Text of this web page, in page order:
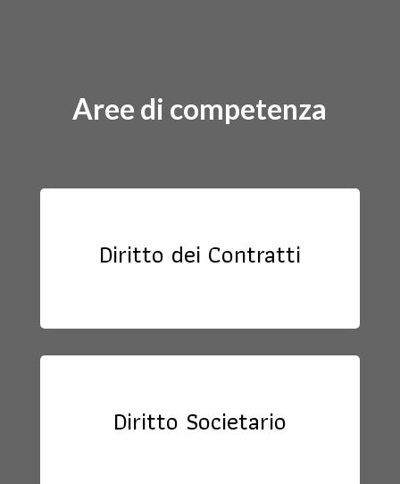
Aree di competenza
Diritto dei Contratti
Diritto Societario